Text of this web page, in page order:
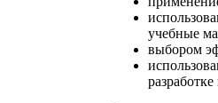
учебные
выбором